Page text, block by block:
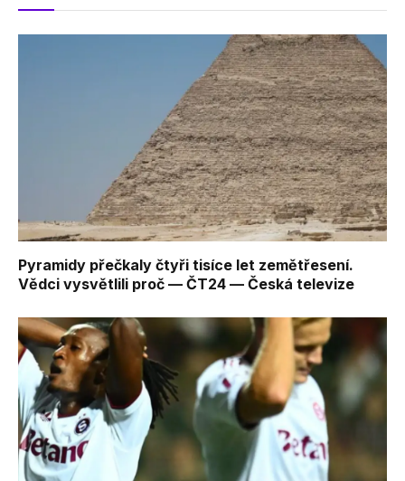
Pyramidy přečkaly čtyři tisíce let zemětřesení.
Vědci vysvětlili proč — ČT24 — Česká televize